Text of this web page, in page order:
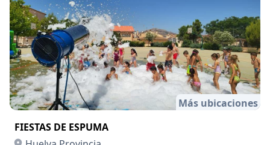
Más ubicaciones
FIESTAS DE ESPUMA